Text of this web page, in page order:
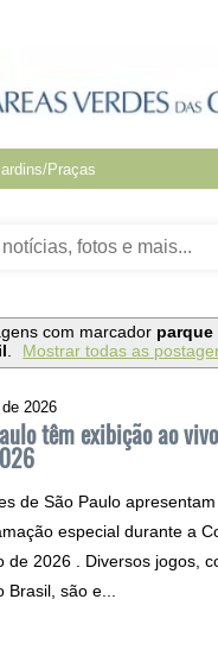
com marcador
. Mostrar todas as
2026
têm exibição ao
de São Paulo apresentam
especial durante a
de 2026 . Diversos jogos,
são e...